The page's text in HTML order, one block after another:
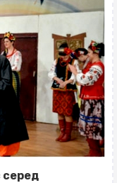
серед